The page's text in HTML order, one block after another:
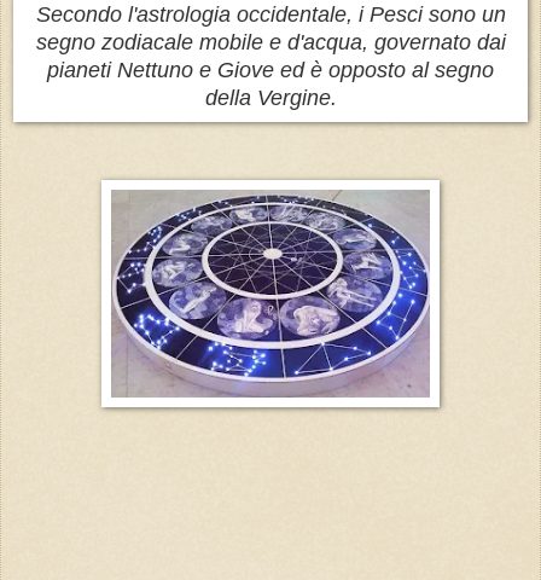
Secondo l'astrologia occidentale, i Pesci sono un
segno zodiacale mobile e d'acqua, governato dai
pianeti Nettuno e Giove ed è opposto al segno
della Vergine.